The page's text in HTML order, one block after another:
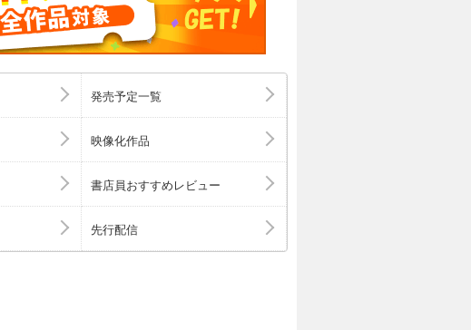
発売予定一覧
映像化作品
書店員おすすめレビュー
先行配信